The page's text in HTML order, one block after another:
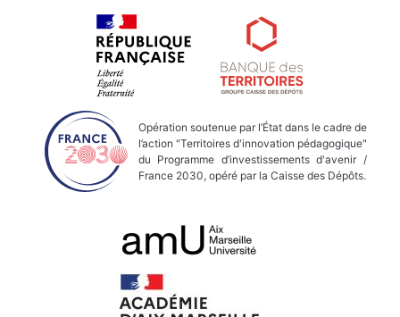
Opération soutenue par l’État dans le cadre de
l’action "Territoires d'innovation pédagogique"
du Programme d’investissements d'avenir /
France 2030, opéré par la Caisse des Dépôts.